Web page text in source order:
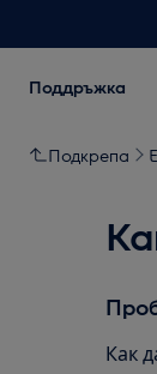
Поддръжка
Подкрепа
Как